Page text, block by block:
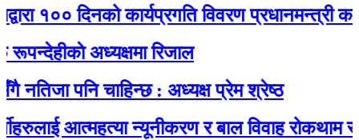
१०० दिनको कार्यप्रगति विवरण प्रधानमन्त्री
अध्यक्षमा रिजाल
पनि चाहिन्छ : अध्यक्ष प्रेम श्रेष्ठ
आत्महत्या न्यूनीकरण र बाल विवाह रोकथाम